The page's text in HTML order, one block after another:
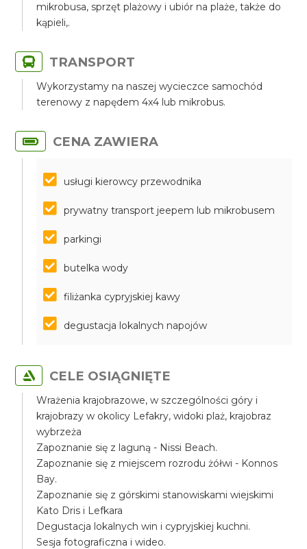
mikrobusa, sprzęt plażowy i ubiór na plaże, także do
kąpieli,.
TRANSPORT
Wykorzystamy na naszej wycieczce samochód
terenowy z napędem 4x4 lub mikrobus.
CENA ZAWIERA
usługi kierowcy przewodnika
prywatny transport jeepem lub mikrobusem
parkingi
butelka wody
filiżanka cypryjskiej kawy
degustacja lokalnych napojów
CELE OSIĄGNIĘTE
Wrażenia krajobrazowe, w szczególności góry i
krajobrazy w okolicy Lefakry, widoki plaż, krajobraz
wybrzeża
Zapoznanie się z laguną - Nissi Beach.
Zapoznanie się z miejscem rozrodu żółwi - Konnos
Bay.
Zapoznanie się z górskimi stanowiskami wiejskimi
Kato Dris i Lefkara
Degustacja lokalnych win i cypryjskiej kuchni.
Sesja fotograficzna i wideo.